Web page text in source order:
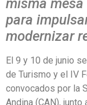
misma
para
modernizar
El 9 y 10 de junio
de Turismo y el IV
convocados por la
Andina (CAN),